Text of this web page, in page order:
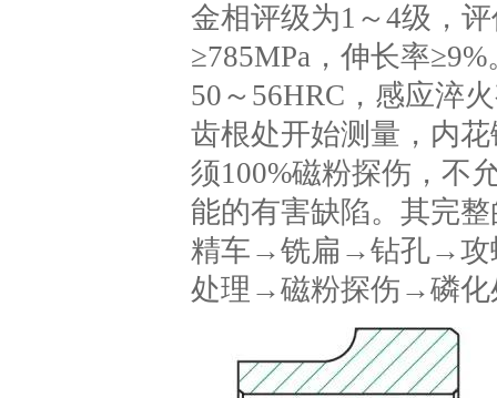
金相评级为1～4级，
≥785MPa，伸长率
50～56HRC，感应淬
齿根处开始测量，内
须100%磁粉探伤，不
能的有害缺陷。其完
精车→铣扁→钻孔→攻
处理→磁粉探伤→磷